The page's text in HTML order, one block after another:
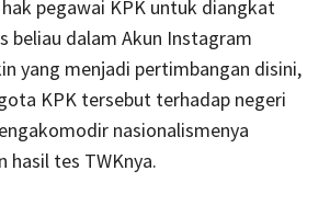
pegawai KPK untuk diangkat
beliau dalam Akun Instagram
yang menjadi pertimbangan disini,
KPK tersebut terhadap negeri
nasionalismenya
hasil tes TWKnya.